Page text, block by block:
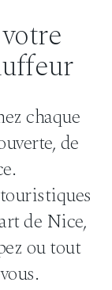
chaque
de
de Nice,
ou tout